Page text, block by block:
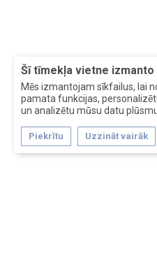
Šī tīmekļa vietne
Mēs izmantojam sīkfailus, lai
pamata funkcijas,
un analizētu mūsu datu
Piekrītu Uzzināt vairāk